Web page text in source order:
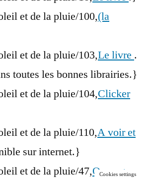
et de la pluie/100,(la
et de la pluie/103,Le livre .
toutes les bonnes librairies.}
et de la pluie/104,Clicker
et de la pluie/110,A voir et
sur internet.}
et de la pluie/47,Ouvrage
Cookies settings